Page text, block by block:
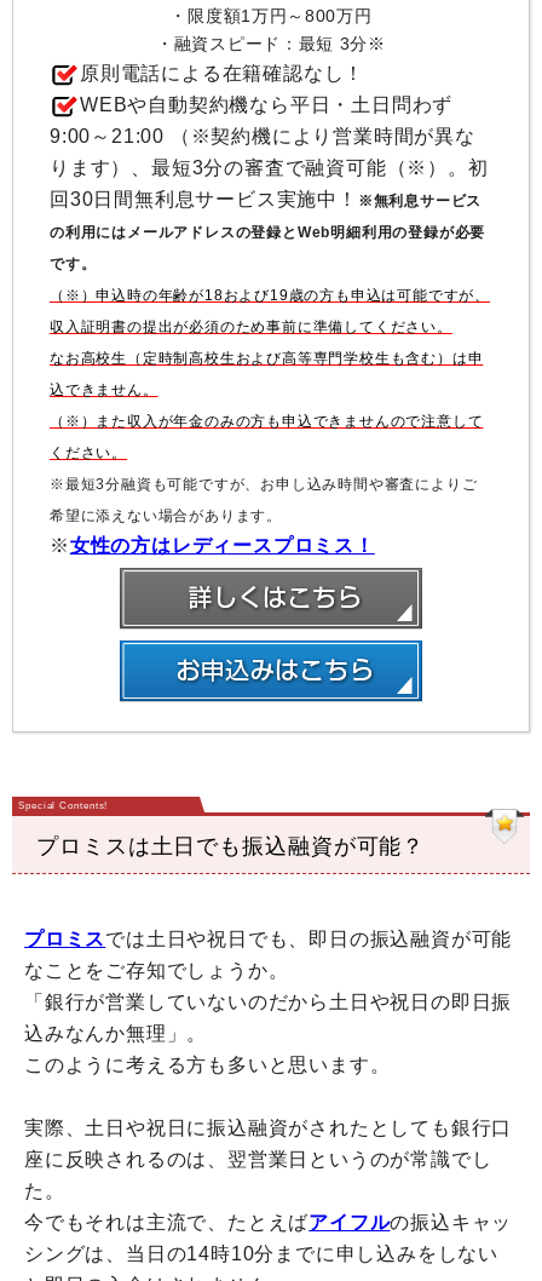
・限度額1万円～800万円
・融資スピード：最短 3分※
原則電話による在籍確認なし！
WEBや自動契約機なら平日・土日問わず
9:00～21:00 （※契約機により営業時間が異な
ります）、最短3分の審査で融資可能（※）。初
回30日間無利息サービス実施中！
※無利息サービス
の利用にはメールアドレスの登録とWeb明細利用の登録が必要
です。
（※）申込時の年齢が18および19歳の方も申込は可能ですが、
収入証明書の提出が必須のため事前に準備してください。
なお高校生（定時制高校生および高等専門学校生も含む）は申
込できません。
（※）また収入が年金のみの方も申込できませんので注意して
ください。
※最短3分融資も可能ですが、お申し込み時間や審査によりご
希望に添えない場合があります。
※女性の方はレディースプロミス！
プロミスは土日でも振込融資が可能？
プロミスでは土日や祝日でも、即日の振込融資が可能
なことをご存知でしょうか。
「銀行が営業していないのだから土日や祝日の即日振
込みなんか無理」。
このように考える方も多いと思います。
実際、土日や祝日に振込融資がされたとしても銀行口
座に反映されるのは、翌営業日というのが常識でし
た。
今でもそれは主流で、たとえばアイフルの振込キャッ
シングは、当日の14時10分までに申し込みをしない